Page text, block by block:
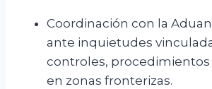
Coordinación con la
ante inquietudes
controles, procedimientos
en zonas fronterizas.